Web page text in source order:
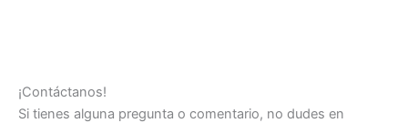
¡Contáctanos!
Si tienes alguna pregunta o comentario, no dudes en